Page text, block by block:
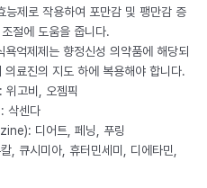
제로 작용하여 포만감 및 팽만감 증
절에 도움을 줍니다.
억제제는 향정신성 의약품에 해당되
료진의 지도 하에 복용해야 합니다.
고비, 오젬픽
삭센다
디어트, 페닝, 푸링
큐시미아, 휴터민세미, 디에타민,